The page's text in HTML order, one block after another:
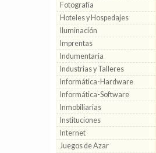
Fotografía
Hoteles y Hospedajes
Iluminación
Imprentas
Indumentaria
Industrias y Talleres
Informática-Hardware
Informática-Software
Inmobiliarias
Instituciones
Internet
Juegos de Azar